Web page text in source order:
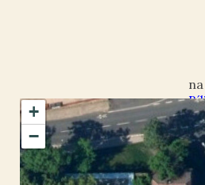
+
−